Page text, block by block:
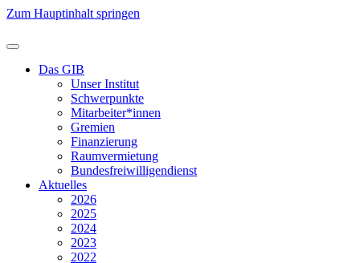
Zum Hauptinhalt springen
Das GIB
Unser Institut
Schwerpunkte
Mitarbeiter*innen
Gremien
Finanzierung
Raumvermietung
Bundesfreiwilligendienst
Aktuelles
2026
2025
2024
2023
2022